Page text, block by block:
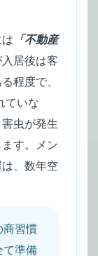
「不動産
居後は客
程度で、
ていな
虫が発生
す。メン
、数年空
商習慣
て準備